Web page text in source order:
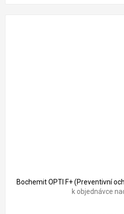
Bochemit OPTI F+ (Preventivní
k objednávce